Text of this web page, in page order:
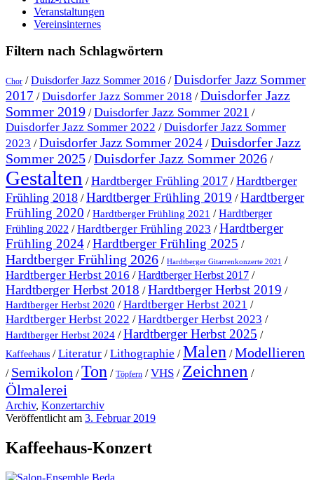
Veranstaltungen
Vereinsinternes
Filtern nach Schlagwörtern
Chor /Duisdorfer Jazz Sommer 2016 /Duisdorfer Jazz Sommer
2017 /Duisdorfer Jazz Sommer 2018 /Duisdorfer Jazz
Sommer 2019 /Duisdorfer Jazz Sommer 2021 /
Duisdorfer Jazz Sommer 2022 /Duisdorfer Jazz Sommer
2023 /Duisdorfer Jazz Sommer 2024 /Duisdorfer Jazz
Sommer 2025 /Duisdorfer Jazz Sommer 2026 /
Gestalten /Hardtberger Frühling 2017 /Hardtberger
Frühling 2018 /Hardtberger Frühling 2019 /Hardtberger
Frühling 2020 /Hardtberger Frühling 2021 /Hardtberger
Frühling 2022 /Hardtberger Frühling 2023 /Hardtberger
Frühling 2024 /Hardtberger Frühling 2025 /
Hardtberger Frühling 2026 / Hardtberger Gitarrenkonzerte 2021 /
Hardtberger Herbst 2016 /Hardtberger Herbst 2017 /
Hardtberger Herbst 2018 /Hardtberger Herbst 2019 /
Hardtberger Herbst 2020 /Hardtberger Herbst 2021 /
Hardtberger Herbst 2022 /Hardtberger Herbst 2023 /
Hardtberger Herbst 2024 /Hardtberger Herbst 2025 /
Kaffeehaus /Literatur /Lithographie /Malen /Modellieren
/ Semikolon /Ton / Töpfern /VHS / Zeichnen /
Ölmalerei
Archiv, Konzertarchiv
Veröffentlicht am 3. Februar 2019
Kaffeehaus-Konzert